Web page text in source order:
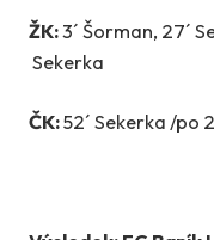
ŽK:3´ Šorman, 27´
Sekerka
ČK:52´ Sekerka /po